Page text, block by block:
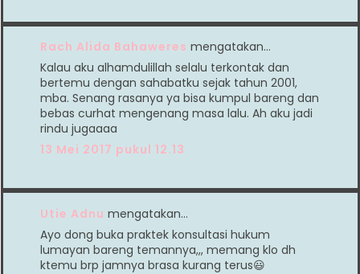
Rach Alida Bahaweres mengatakan…
Kalau aku alhamdulillah selalu terkontak dan
bertemu dengan sahabatku sejak tahun 2001,
mba. Senang rasanya ya bisa kumpul bareng dan
bebas curhat mengenang masa lalu. Ah aku jadi
rindu jugaaaa
13 Mei 2017 pukul 12.13
Utie Adnu mengatakan…
Ayo dong buka praktek konsultasi hukum
lumayan bareng temannya,,, memang klo dh
ktemu brp jamnya brasa kurang terus😃